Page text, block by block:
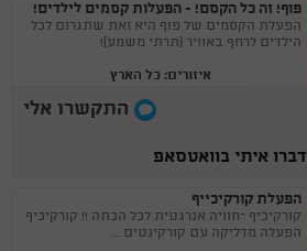
פוף! זה כל הקסם! - הפעלות קסמים לילדים!
הפעלת הקסמים של פוף היא זאת שתגרום לכל
הילדים לרחף באוויר (תרתי משמע)!
איזורים: כל הארץ
התקשרו אלי
דברו איתי בוואטסאפ
הפעלת קורקיכייף
קורקיכיף –חוויה אנרגטית לכל הכתה !! קורקיכיף
הפעלה מדליקה עם קורקינטים ...